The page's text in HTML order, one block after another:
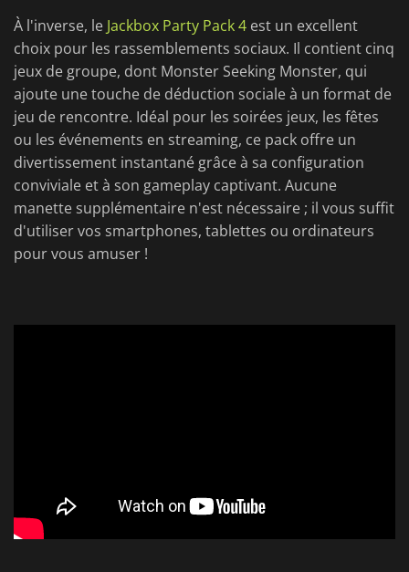
À l'inverse, le Jackbox Party Pack 4 est un excellent
choix pour les rassemblements sociaux. Il contient cinq
jeux de groupe, dont Monster Seeking Monster, qui
ajoute une touche de déduction sociale à un format de
jeu de rencontre. Idéal pour les soirées jeux, les fêtes
ou les événements en streaming, ce pack offre un
divertissement instantané grâce à sa configuration
conviviale et à son gameplay captivant. Aucune
manette supplémentaire n'est nécessaire ; il vous suffit
d'utiliser vos smartphones, tablettes ou ordinateurs
pour vous amuser !